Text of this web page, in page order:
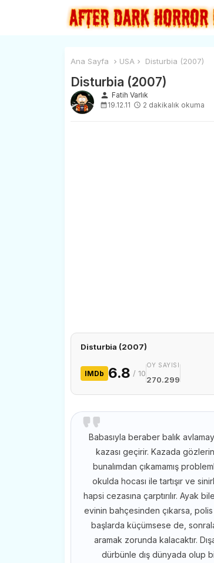
Ana Sayfa USA Disturbia (2007)
Disturbia (2007)
person Fatih Varlık
19.12.11
2 dakikalık okuma
Disturbia (2007)
IMDb 6.8 / 10
OY SAYISI
270.299
Babasıyla beraber balık
kazası geçirir. Kazada
bunalımdan çıkamamış
okulda hocası ile tartışır ve
hapsi cezasına çarptırılır. Ayak
evinin bahçesinden çıkarsa,
başlarda küçümsese de,
aramak zorunda kalacaktır.
dürbünle dış dünyada olup